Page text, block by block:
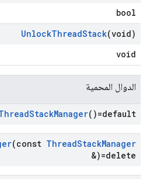
bool
UnlockThreadStack(void)
void
الدوال المحمية
StackManager()=default
(const ThreadStackManager
&)=delete